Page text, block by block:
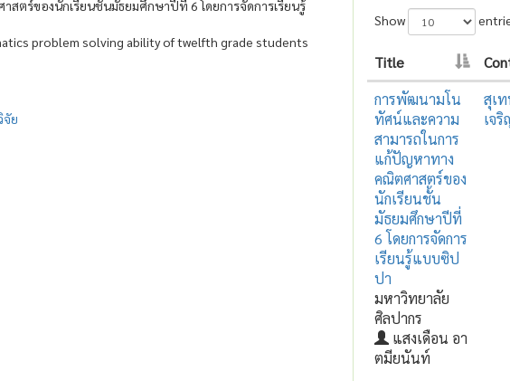
ตร์ของนักเรียนชั้นมัธยมศึกษาปีที่ 6 โดยการจัดการเรียนรู้
problem solving ability of twelfth grade students
จัย
Show
Title
การพัฒนามโน
ทัศน์และความ
สามารถในการ
แก้ปัญหาทาง
คณิตศาสตร์ของ
นักเรียนชั้น
มัธยมศึกษาปีที่
6 โดยการจัดการ
เรียนรู้แบบซิป
ปา
มหาวิทยาลัย
ศิลปากร
แสงเดือน อา
ตมียนันท์
สุเ
เจ